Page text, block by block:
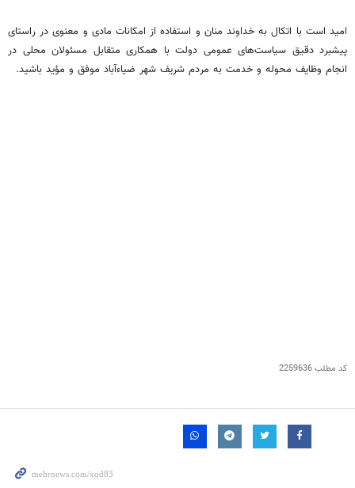
امید است با اتکال به خداوند منان و استفاده از امکانات مادی و معنوی در راستای
پیشبرد دقیق سیاست‌های عمومی دولت با همکاری متقابل مسئولان محلی در
انجام وظایف محوله و خدمت به مردم شریف شهر ضیاءآباد موفق و مؤید باشید.
کد مطلب2259636